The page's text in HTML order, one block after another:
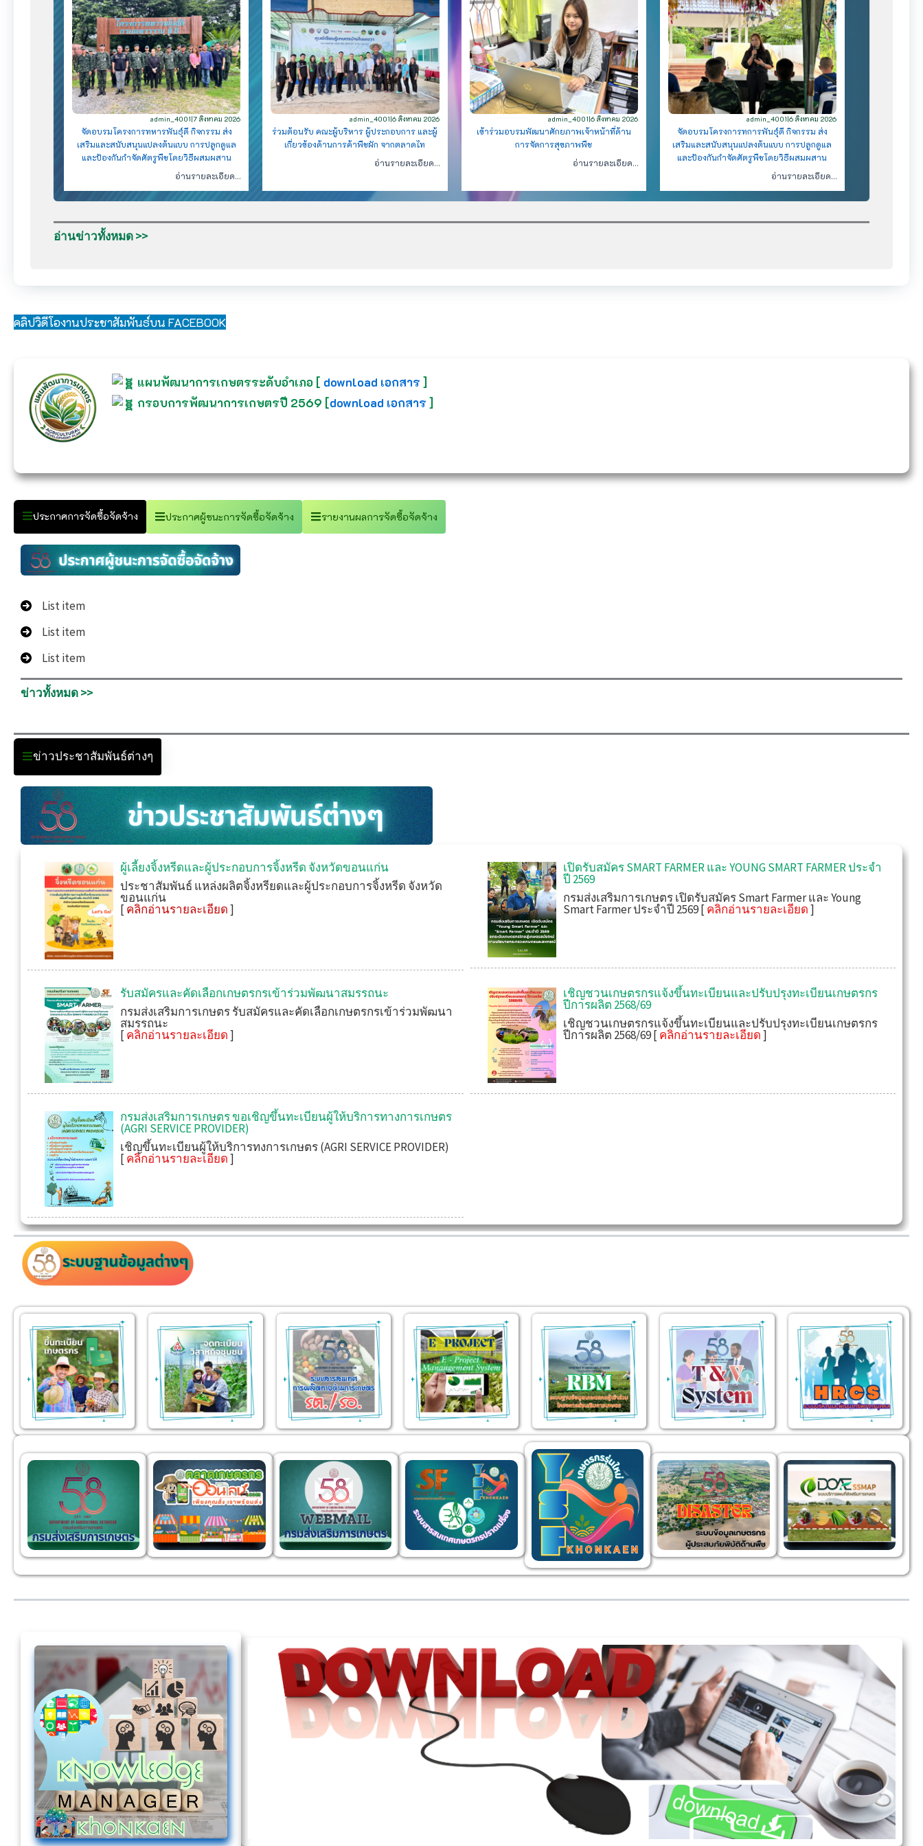
admin_4001|7 สิงหาคม 2026
จัดอบรมโครงการทหารพันธุ์ดี​ กิจกรรม ส่ง
เสริมและสนับสนุนแปลงต้นแบบ​ การปลูกดูแล
และป้องกันกำจัดศัตรูพืชโดยวิธีผสมผสาน​
อ่านรายละเอียด…
admin_4001|6 สิงหาคม 2026
ร่วมต้อนรับ คณะผู้บริหาร ผู้ประกอบการ และผู้
เกี่ยวข้องด้านการค้าพืชผัก จากตลาดไท
อ่านรายละเอียด…
admin_4001|6 สิงหาคม 2026
เข้าร่วมอบรมพัฒนาศักยภาพเจ้าหน้าที่ด้าน
การจัดการสุขภาพพืช
อ่านรายละเอียด…
admin_4001|6 สิงหาคม 2026
จัดอบรมโครงการทการพันธุ์ดี​ กิจกรรม ส่ง
เสริมและสนับสนุนแปลงต้นแบบ​ การปลูกดูแล
และป้องกันกำจัดศัตรูพืชโดยวิธีผสมผสาน
อ่านรายละเอียด…
อ่านข่าวทั้งหมด >>
คลิปวิดีโองานประชาสัมพันธ์บน FACEBOOK
แผนพัฒนาการเกษตรระดับอำเภอ [ download เอกสาร]
กรอบการพัฒนาการเกษตรปี 2569 [download เอกสาร]
ประกาศการจัดซื้อจัดจ้าง ประกาศผู้ชนะการจัดซื้อจัดจ้าง รายงานผลการจัดซื้อจัดจ้าง
List item
List item
List item
ข่าวทั้งหมด >>
ข่าวประชาสัมพันธ์ต่างๆ
ผู้เลี้ยงจิ้งหรีดและผู้ประกอบการจิ้งหรีด จังหวัดขอนแก่น
ประชาสัมพันธ์ แหล่งผลิตจิ้งหรียดและผู้ประกอบการจิ้งหรีด จังหวัด
ขอนแก่น
[ คลิกอ่านรายละเอียด]
เปิดรับสมัคร SMART FARMER และ YOUNG SMART FARMER ประจำ
ปี 2569
กรมส่งเสริมการเกษตร เปิดรับสมัคร Smart Farmer และ Young
Smart Farmer ประจำปี 2569 [ คลิกอ่านรายละเอียด]
รับสมัครและคัดเลือกเกษตรกรเข้าร่วมพัฒนาสมรรถนะ
กรมส่งเสริมการเกษตร รับสมัครและคัดเลือกเกษตรกรเข้าร่วมพัฒนา
สมรรถนะ
[ คลิกอ่านรายละเอียด]
เชิญชวนเกษตรกรแจ้งขึ้นทะเบียนและปรับปรุงทะเบียนเกษตรกร
ปีการผลิต 2568/69
เชิญชวนเกษตรกรแจ้งขึ้นทะเบียนและปรับปรุงทะเบียนเกษตรกร
ปีการผลิต 2568/69 [ คลิกอ่านรายละเอียด]
กรมส่งเสริมการเกษตร ขอเชิญขึ้นทะเบียนผู้ให้บริการทางการเกษตร
(AGRI SERVICE PROVIDER)
เชิญขึ้นทะเบียนผู้ให้บริการทงการเกษตร (AGRI SERVICE PROVIDER)
[ คลิกอ่านรายละเอียด]